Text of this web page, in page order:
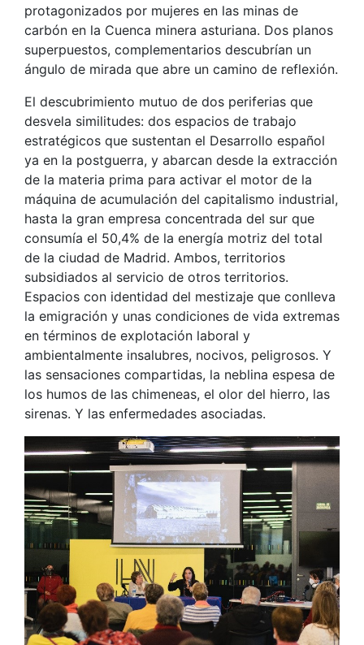
protagonizados por mujeres en las minas de
carbón en la Cuenca minera asturiana. Dos planos
superpuestos, complementarios descubrían un
ángulo de mirada que abre un camino de reflexión.
El descubrimiento mutuo de dos periferias que
desvela similitudes: dos espacios de trabajo
estratégicos que sustentan el Desarrollo español
ya en la postguerra, y abarcan desde la extracción
de la materia prima para activar el motor de la
máquina de acumulación del capitalismo industrial,
hasta la gran empresa concentrada del sur que
consumía el 50,4% de la energía motriz del total
de la ciudad de Madrid. Ambos, territorios
subsidiados al servicio de otros territorios.
Espacios con identidad del mestizaje que conlleva
la emigración y unas condiciones de vida extremas
en términos de explotación laboral y
ambientalmente insalubres, nocivos, peligrosos. Y
las sensaciones compartidas, la neblina espesa de
los humos de las chimeneas, el olor del hierro, las
sirenas. Y las enfermedades asociadas.